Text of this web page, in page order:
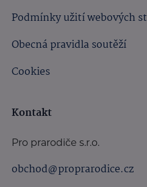
Podmínky užití webových
Obecná pravidla soutěží
Cookies
Kontakt
Pro prarodiče s.r.o.
obchod@proprarodice.cz